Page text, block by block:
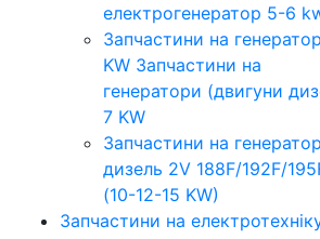
електрогенератор 5-6
Запчастини на
KW Запчастини на
генератори (двигуни
7 KW
Запчастини на
дизель 2V 188F/192F/
(10-12-15 KW)
Запчастини на